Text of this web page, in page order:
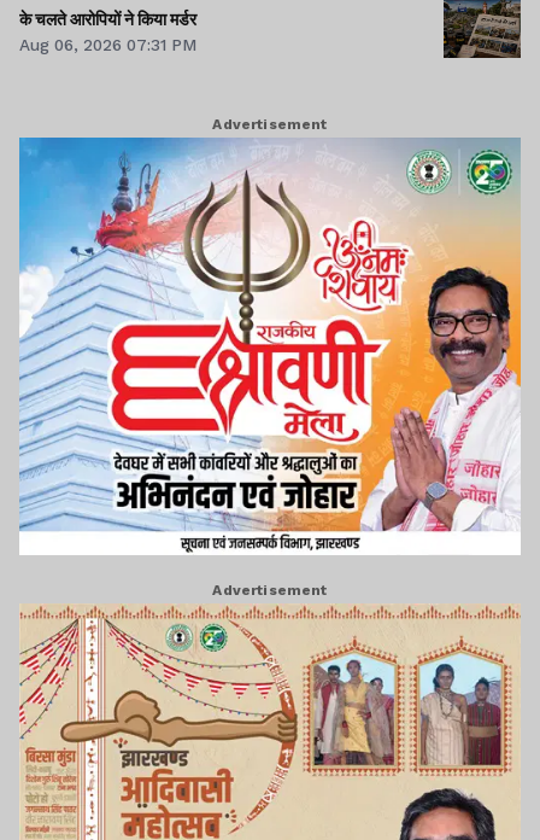
के चलते आरोपियों ने किया मर्डर
Aug 06, 2026 07:31 PM
Advertisement
Advertisement